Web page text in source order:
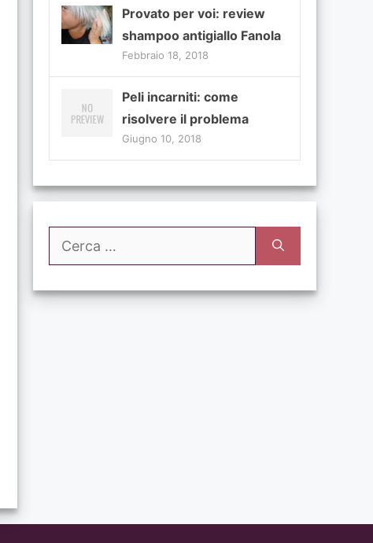
Provato per voi: review
shampoo antigiallo Fanola
Febbraio 18, 2018
Peli incarniti: come
risolvere il problema
Giugno 10, 2018
Ricerca